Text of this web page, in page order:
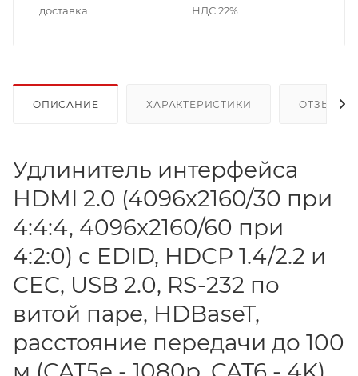
доставка
НДС 22%
ОПИСАНИЕ ХАРАКТЕРИСТИКИ ОТЗЫВЫ
Удлинитель интерфейса
HDMI 2.0 (4096x2160/30 при
4:4:4, 4096x2160/60 при
4:2:0) с EDID, HDCP 1.4/2.2 и
CEC, USB 2.0, RS-232 по
витой паре, HDBaseT,
расстояние передачи до 100